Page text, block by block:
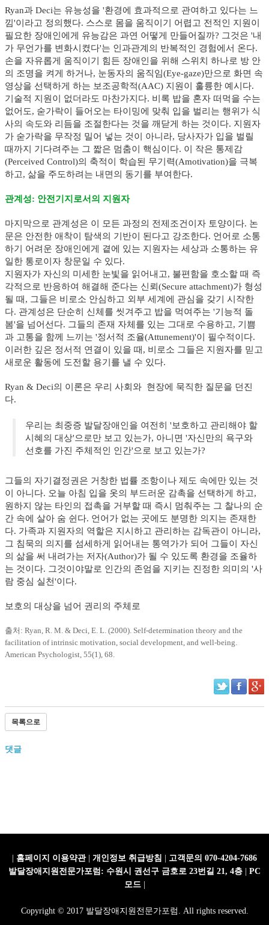
Ryan과 Deci는 유능성을 '환경에 효과적으로 관여하고 있다는 느
낌'이라고 정의했다. 스스로 몸을 움직이기 어렵고 전적인 지원이
필요한 장애인에게 유능감은 과연 어떻게 만들어질까? 그것은 '내
가 무언가를 변화시켰다'는 인과관계의 반복적인 경험에서 온다.
손을 자유롭게 움직이기 힘든 장애인을 위해 스위치 하나로 방 안
의 조명을 켜게 하거나, 눈동자의 움직임(Eye-gaze)만으로 화면 속
영상을 선택하게 하는 보조공학적(AAC) 지원이 훌륭한 예시다.
기술적 지원이 없더라도 마찬가지다. 비록 밥을 혼자 떠먹을 수는
없어도, 숟가락이 들어오는 타이밍에 맞춰 입을 벌리는 행위가 식
사의 속도와 리듬을 조절한다는 것을 깨닫게 하는 것이다. 지원자
가 숟가락을 무작정 밀어 넣는 것이 아니라, 당사자가 입을 벌릴
때까지 기다려주는 그 짧은 멈춤이 핵심이다. 이 작은 통제감
(Perceived Control)의 축적이 학습된 무기력(Amotivation)을 극복
하고, 삶을 주도하려는 내면의 동기를 부여한다.
관계성: 안전기지로서의 지원자
마지막으로 관계성은 이 모든 과정의 전제조건이자 토양이다. 논
문은 안전한 애착이 탐색의 기반이 된다고 강조한다. 언어로 소통
하기 어려운 장애인에게 곁에 있는 지원자는 세상과 소통하는 유
일한 통로이자 창문일 수 있다.
지원자가 자신의 미세한 눈빛을 읽어내고, 불편함을 호소할 때 즉
각적으로 반응하여 해결해 준다는 신뢰(Secure attachment)가 형성
될 때, 그들은 비로소 안심하고 외부 세계에 관심을 갖기 시작한
다. 관계성은 단순히 신체를 씻겨주고 밥을 먹여주는 '기능적 돌
봄'을 넘어선다. 그들의 존재 자체를 있는 그대로 수용하고, 기쁨
과 고통을 함께 느끼는 '정서적 조율(Attunement)'이 필수적이다.
이러한 깊은 정서적 연결이 있을 때, 비로소 그들은 지원자를 믿고
새로운 활동에 도전할 용기를 낼 수 있다.
Ryan & Deci의 이론은 우리 사회와 현장에 묵직한 질문을 던진
다.
우리는 최중증 발달장애인을 여전히 '보호하고 관리해야 할
시혜의 대상'으로만 보고 있는가, 아니면 '자신만의 욕구와
선호를 가진 주체적인 인간'으로 보고 있는가?
그들의 자기결정권은 거창한 법률 조항이나 제도 속에만 있는 것
이 아니다. 오늘 아침 입을 옷의 부드러운 감촉을 선택하게 하고,
원하지 않는 타인의 접촉을 거부할 때 즉시 멈춰주는 그 찰나의 순
간 속에 살아 숨 쉰다. 언어가 없는 곳에도 분명한 의지는 존재한
다. 가족과 지원자의 역할은 지시하고 관리하는 감독관이 아니라,
그 침묵의 의지를 섬세하게 읽어내는 통역가가 되어 그들이 자신
의 삶을 써 내려가는 저자(Author)가 될 수 있도록 환경을 조율하
는 것이다. 그것이야말로 인간의 존엄을 지키는 진정한 의미의 '사
람 중심 실천'이다.
보호의 대상을 넘어 권리의 주체로
출처: Ryan, R. M. & Deci, E. L. (2000). Self-determination theory and the
facilitation of intrinsic motivation, social development, and well-being.
American Psychologist, 55(1), 68.
목록으로
댓글
홈페이지 이용약관| 개인정보 취급방침
고객문의 070-4204-7686
발달장애지원전문가포럼: 수원시 권선구 금호로 23번길 21, 4층
PC
모드|
Copyright © 2017 발달장애지원전문가포럼. All rights reserved.